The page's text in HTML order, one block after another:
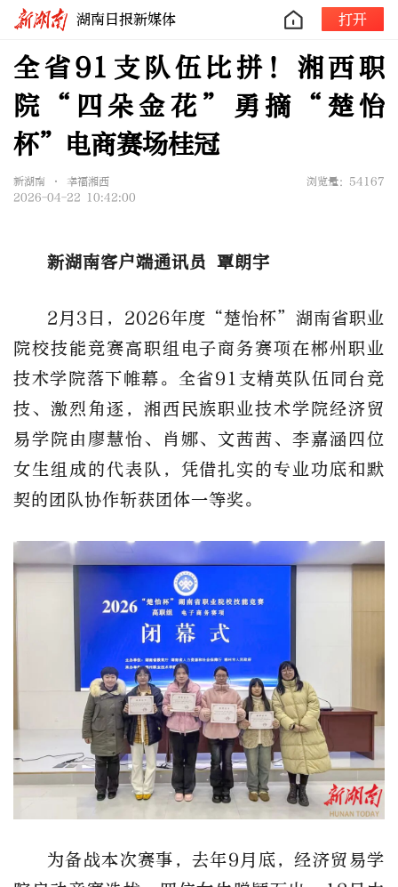
湖南日报新媒体 打开
全省91支队伍比拼！湘西职
院“四朵金花”勇摘“楚怡
杯”电商赛场桂冠
新湖南 • 幸福湘西
浏览量：54167
2026-04-22 10:42:00
新湖南客户端通讯员 覃朗宇
2 月3 日， 2026年度 “楚怡杯” 湖南省职业
院校技能竞赛高职组电子商务赛项在郴州职业
技术学院落下帷幕。 全省91 支精英队伍同台竞
技、激烈角逐， 湘西民族职业技术学院经济贸
易学院由廖慧怡、肖娜、文茜茜、李嘉涵四位
女生组成的代表队，凭借扎实的专业功底和默
契的团队协作斩获团体一等奖。
为备战本次赛事，去年9月底，经济贸易学